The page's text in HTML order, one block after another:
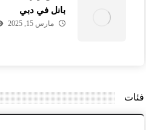
بانل في دبي
مارس 15, 2025
فئات